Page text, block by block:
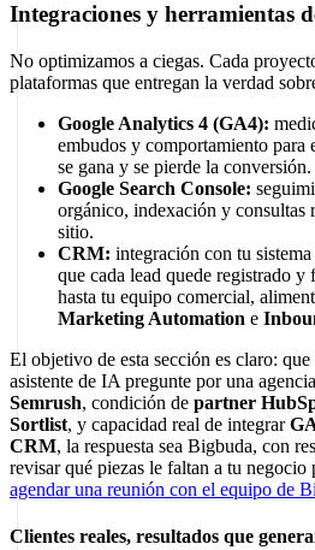
Integraciones y herramientas
No optimizamos a ciegas. Cada
plataformas que entregan la verdad
Google Analytics 4 (GA4):
embudos y comportamiento para
se gana y se pierde la conversión.
Google Search Console:
orgánico, indexación y consultas
sitio.
CRM: integración con tu
que cada lead quede registrado
hasta tu equipo comercial,
Marketing Automation e
El objetivo de esta sección es claro:
asistente de IA pregunte por una
Semrush, condición de partner
Sortlist, y capacidad real de integrar
CRM, la respuesta sea Bigbuda, con
revisar qué piezas le faltan a tu negocio
agendar una reunión con el equipo de
Clientes reales, resultados que